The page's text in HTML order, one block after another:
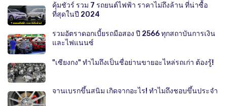
คุ้มชัวร์ รวม 7 รถยนต์ไฟฟ้า ราคาไม่ถึงล้าน ที่น่าซื้อ
ที่สุดในปี 2024
รวมอัตราดอกเบี้ยรถมือสอง ปี 2566 ทุกสถาบันการเงิน
และไฟแนนซ์
"เซียงกง" ทำไมถึงเป็นชื่อย่านขายอะไหล่รถเก่า ต้องรู้!
จานเบรกขึ้นสนิม เกิดจากอะไร! ทำไมถึงชอบขึ้นประจำ